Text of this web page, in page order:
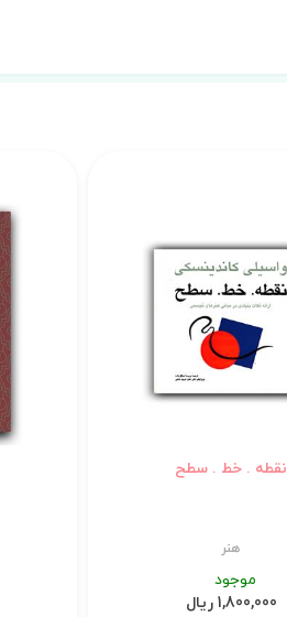
نقطه . خط . سطح
هنر
موجود
1,800,000 ریال